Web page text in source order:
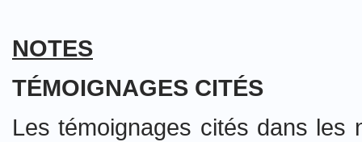
NOTES
TÉMOIGNAGES CITÉS
Les témoignages cités dans les